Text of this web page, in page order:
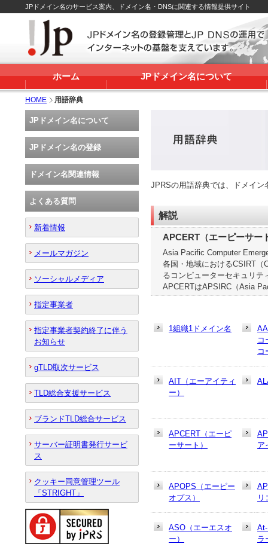
JPドメイン名のサービス案内、ドメイン名・DNSに関連する情報提供サイト
ホーム JPドメイン名について
HOME 用語辞典
JPRSの用語辞典では、ドメイ
解説
APCERT（エーピーサー
Asia Pacific Computer
各国・地域におけるCSIRT（
るコンピューターセキュリテ
APCERTはAPSIRC（Asia
1組織1ドメイン名
コ
コ
AIT（エーアイティ
ー）
APCERT（エーピ
ーサート）
ア
APOPS（エーピー
オプス）
リ
ASO（エーエスオ
ー）
ラ
JPドメイン名について
JPドメイン名の登録
ドメイン名関連情報
よくある質問
新着情報
メールマガジン
ソーシャルメディア
指定事業者
指定事業者契約終了に伴う
お知らせ
gTLD取次サービス
TLD総合支援サービス
ブランドTLD総合サービス
サーバー証明書発行サービ
ス
クッキー同意管理ツール
「STRIGHT」